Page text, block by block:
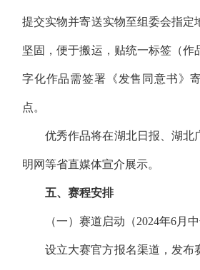
提交实物并寄送实物至组委会指定
坚固，便于搬运，贴统一标签（作
字化作品需签署《发售同意书》
点。
优秀作品将在湖北日报、湖北
明网等省直媒体宣介展示。
五、赛程安排
（一）赛道启动（2024年6月中
设立大赛官方报名渠道，发布